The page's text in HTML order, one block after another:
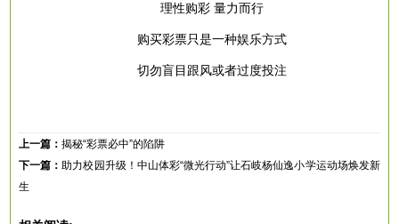
理性购彩 量力而行
购买彩票只是一种娱乐方式
切勿盲目跟风或者过度投注
上一篇：揭秘“彩票必中”的陷阱
下一篇： 助力校园升级！中山体彩“微光行动”让石岐杨仙逸小学运动场焕发新
生